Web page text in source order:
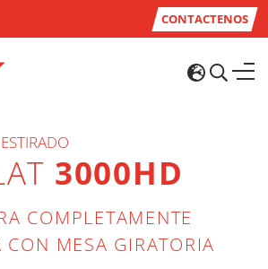
CONTACTENOS
3000HD
COMPLETAMENTE
MESA GIRATORIA